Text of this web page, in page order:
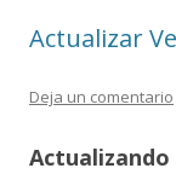
Actualizar
Deja un comentario
Actualizando